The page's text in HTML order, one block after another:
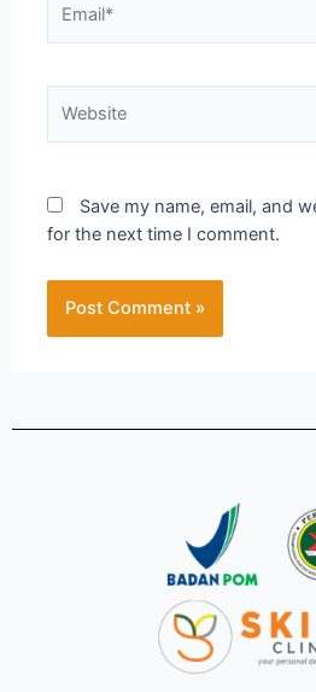
Save my name, email, and
for the next time I comment.